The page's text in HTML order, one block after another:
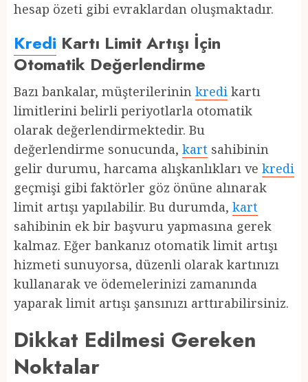
hesap özeti gibi evraklardan oluşmaktadır.
Kredi Kartı Limit Artışı İçin
Otomatik Değerlendirme
Bazı bankalar, müşterilerinin kredi kartı
limitlerini belirli periyotlarla otomatik
olarak değerlendirmektedir. Bu
değerlendirme sonucunda, kart sahibinin
gelir durumu, harcama alışkanlıkları ve kredi
geçmişi gibi faktörler göz önüne alınarak
limit artışı yapılabilir. Bu durumda, kart
sahibinin ek bir başvuru yapmasına gerek
kalmaz. Eğer bankanız otomatik limit artışı
hizmeti sunuyorsa, düzenli olarak kartınızı
kullanarak ve ödemelerinizi zamanında
yaparak limit artışı şansınızı arttırabilirsiniz.
Dikkat Edilmesi Gereken
Noktalar